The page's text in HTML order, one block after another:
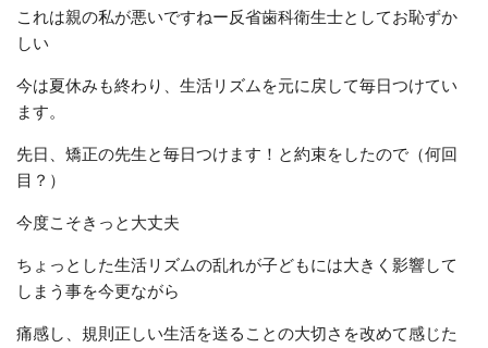
これは親の私が悪いですねー反省歯科衛生士としてお恥ずか
しい
今は夏休みも終わり、生活リズムを元に戻して毎日つけてい
ます。
先日、矯正の先生と毎日つけます！と約束をしたので（何回
目？）
今度こそきっと大丈夫
ちょっとした生活リズムの乱れが子どもには大きく影響して
しまう事を今更ながら
痛感し、規則正しい生活を送ることの大切さを改めて感じた